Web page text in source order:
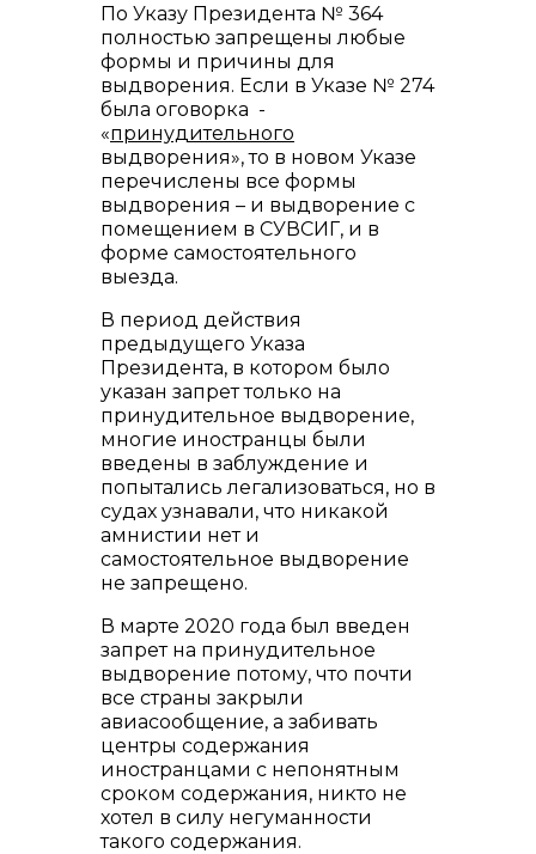
По Указу Президента № 364
полностью запрещены любые
формы и причины для
выдворения. Если в Указе № 274
была оговорка -
«принудительного
выдворения», то в новом Указе
перечислены все формы
выдворения – и выдворение с
помещением в СУВСИГ, и в
форме самостоятельного
выезда.
В период действия
предыдущего Указа
Президента, в котором было
указан запрет только на
принудительное выдворение,
многие иностранцы были
введены в заблуждение и
попытались легализоваться, но в
судах узнавали, что никакой
амнистии нет и
самостоятельное выдворение
не запрещено.
В марте 2020 года был введен
запрет на принудительное
выдворение потому, что почти
все страны закрыли
авиасообщение, а забивать
центры содержания
иностранцами с непонятным
сроком содержания, никто не
хотел в силу негуманности
такого содержания.